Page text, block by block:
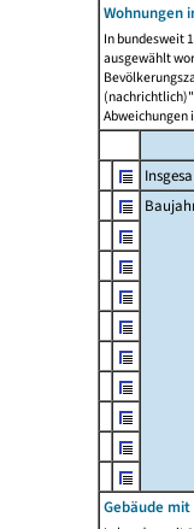
Wohnungen
In bundesweit
ausgewählt
Abweichungen
Gebäude mit